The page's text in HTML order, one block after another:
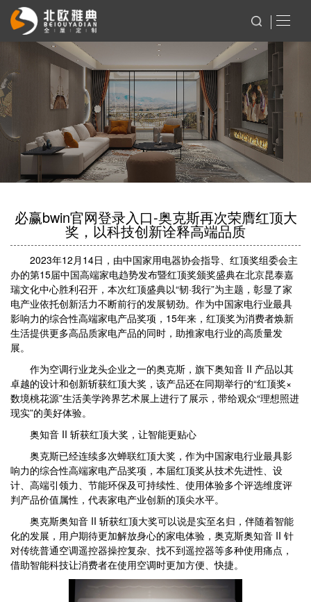
必赢bwin官网登录入口-奥克斯再次荣膺红顶大
奖，以科技创新诠释高端品质
2023年12月14日，由中国家用电器协会指导、红顶奖组委会主
办的第15届中国高端家电趋势发布暨红顶奖颁奖盛典在北京昆泰嘉
瑞文化中心胜利召开，本次红顶盛典以“韧·我行”为主题，彰显了家
电产业依托创新活力不断前行的发展韧劲。作为中国家电行业最具
影响力的综合性高端家电产品奖项，15年来，红顶奖为消费者焕新
生活提供更多高品质家电产品的同时，助推家电行业的高质量发
展。
作为空调行业龙头企业之一的奥克斯，旗下奥知音 II 产品以其
卓越的设计和创新斩获红顶大奖，该产品还在同期举行的“红顶奖×
数境桃花源”生活美学跨界艺术展上进行了展示，带给观众“理想照进
现实”的美好体验。
奥知音 II 斩获红顶大奖，让智能更贴心
奥克斯已经连续多次蝉联红顶大奖，作为中国家电行业最具影
响力的综合性高端家电产品奖项，本届红顶奖从技术先进性、设
计、高端引领力、节能环保及可持续性、使用体验多个评选维度评
判产品价值属性，代表家电产业创新的顶尖水平。
奥克斯奥知音 II 斩获红顶大奖可以说是实至名归，伴随着智能
化的发展，用户期待更加解放身心的家电体验，奥克斯奥知音 II 针
对传统普通空调遥控器操控复杂、找不到遥控器等多种使用痛点，
借助智能科技让消费者在使用空调时更加方便、快捷。